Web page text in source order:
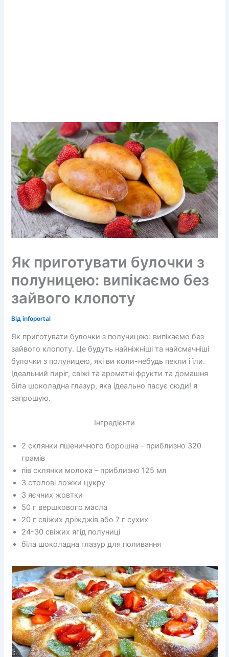
Як приготувати булочки з
полуницею: випікаємо без
зайвого клопоту
Відinfoportal
Як приготувати булочки з полуницею: випікаємо без
зайвого клопоту. Це будуть найніжніші та найсмачніші
булочки з полуницею, які ви коли-небудь пекли і їли.
Ідеальний пиріг, свіжі та ароматні фрукти та домашня
біла шоколадна глазур, яка ідеально пасує сюди! я
запрошую.
Інгредієнти
2 склянки пшеничного борошна – приблизно 320
грамів
пів склянки молока – приблизно 125 мл
3 столові ложки цукру
3 яєчних жовтки
50 г вершкового масла
20 г свіжих дріжджів або 7 г сухих
24-30 свіжих ягід полуниці
біла шоколадна глазур для поливання